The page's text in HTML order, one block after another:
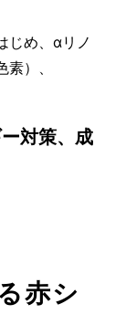
じめ、αリノ
）、
対策、成
赤シ